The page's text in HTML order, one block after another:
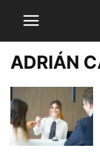
ADRIÁN